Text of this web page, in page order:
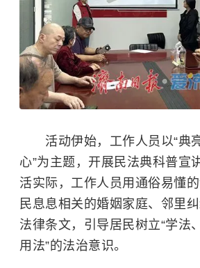
活动伊始，工作人员以“典
心”为主题，开展民法典科普宣
活实际，工作人员用通俗易懂
民息息相关的婚姻家庭、邻里
法律条文，引导居民树立“学法
用法”的法治意识。​